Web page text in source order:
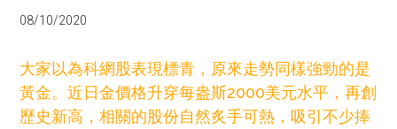
08/10/2020
大家以為科網股表現標青，原來走勢同樣強勁的是
黃金。近日金價格升穿每盎斯2000美元水平，再創
歷史新高，相關的股份自然炙手可熱，吸引不少捧